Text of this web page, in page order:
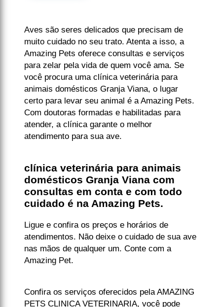
Aves são seres delicados que precisam de
muito cuidado no seu trato. Atenta a isso, a
Amazing Pets oferece consultas e serviços
para zelar pela vida de quem você ama. Se
você procura uma clínica veterinária para
animais domésticos Granja Viana, o lugar
certo para levar seu animal é a Amazing Pets.
Com doutoras formadas e habilitadas para
atender, a clínica garante o melhor
atendimento para sua ave.
clínica veterinária para animais
domésticos Granja Viana com
consultas em conta e com todo
cuidado é na Amazing Pets.
Ligue e confira os preços e horários de
atendimentos. Não deixe o cuidado de sua ave
nas mãos de qualquer um. Conte com a
Amazing Pet.
Confira os serviços oferecidos pela AMAZING
PETS CLINICA VETERINARIA, você pode